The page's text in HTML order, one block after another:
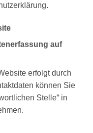
auf
erfolgt durch
können Sie
Stelle“ in